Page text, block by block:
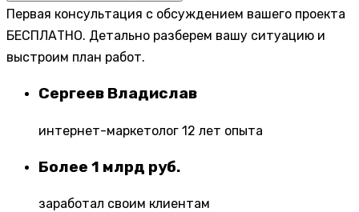
Первая консультация с обсуждением вашего проекта
БЕСПЛАТНО. Детально разберем вашу ситуацию и
выстроим план работ.
Сергеев Владислав
интернет-маркетолог 12 лет опыта
Более 1 млрд руб.
заработал своим клиентам